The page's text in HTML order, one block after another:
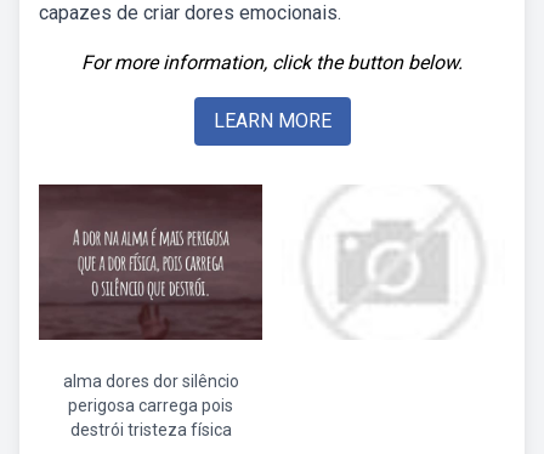
capazes de criar dores emocionais.
For more information, click the button below.
LEARN MORE
alma dores dor silêncio
perigosa carrega pois
destrói tristeza física